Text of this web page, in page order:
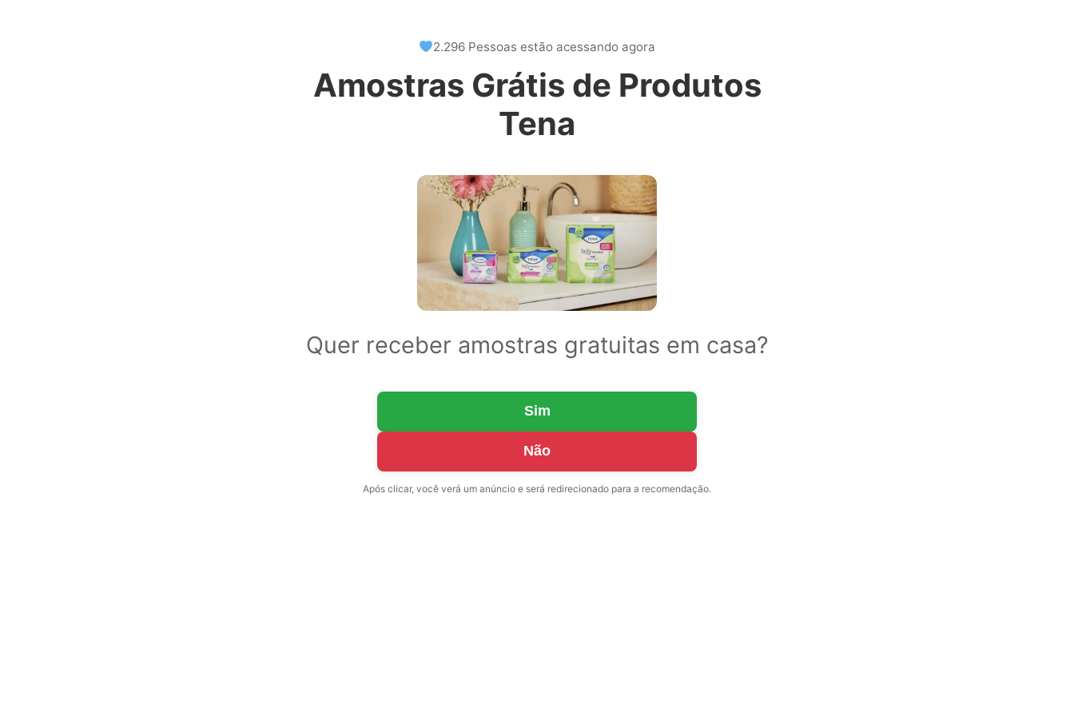
2.296 Pessoas estão acessando agora
Amostras Grátis de Produtos
Tena
Quer receber amostras gratuitas em casa?
Sim
Não
Após clicar, você verá um anúncio e será redirecionado para a recomendação.